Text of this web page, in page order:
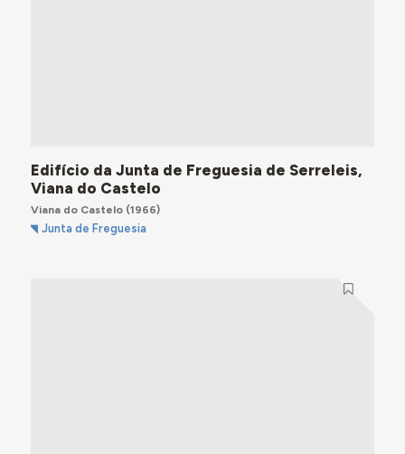
Edifício da Junta de Freguesia de Serreleis,
Viana do Castelo
Viana do Castelo(1966)
Junta de Freguesia